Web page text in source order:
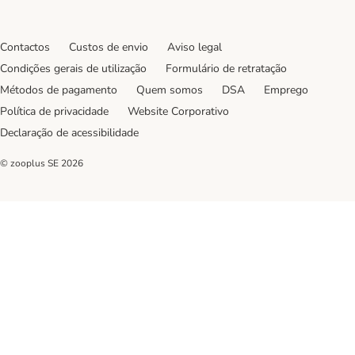
Contactos Custos de envio
Aviso legal
Condições gerais de utilização
Formulário de retratação
Métodos de pagamento
Quem somos DSA
Emprego
Política de privacidade
Website Corporativo
Declaração de acessibilidade
© zooplus SE 2026